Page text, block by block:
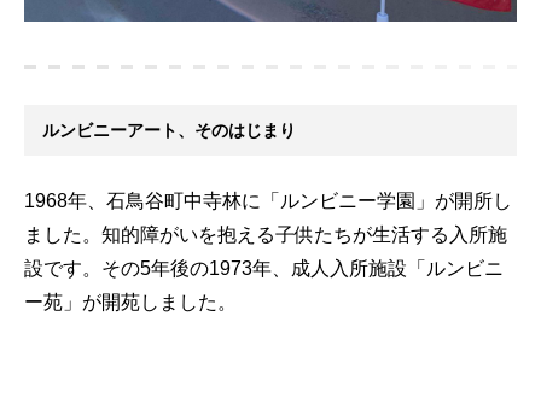
ルンビニーアート、そのはじまり
1968年、石鳥谷町中寺林に「ルンビニー学園」が開所し
ました。知的障がいを抱える子供たちが生活する入所施
設です。その5年後の1973年、成人入所施設「ルンビニ
ー苑」が開苑しました。